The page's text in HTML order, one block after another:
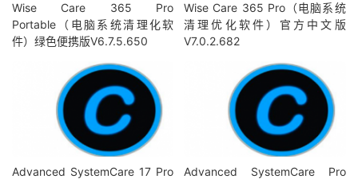
Wise Care 365 Pro
Portable（电脑系统清理化软
件）绿色便携版V6.7.5.650
Wise Care 365 Pro（电脑系统
清理优化软件）官方中文版
V7.0.2.682
Advanced SystemCare 17 Pro
Advanced SystemCare Pro